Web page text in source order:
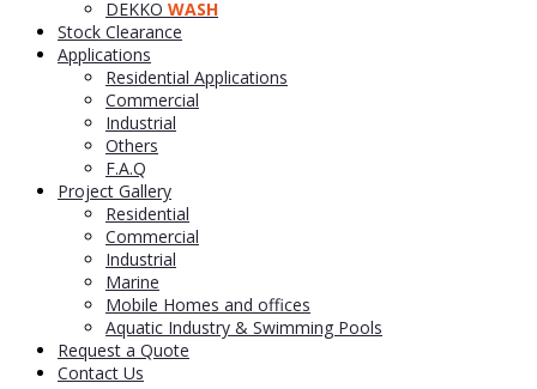
DEKKO WASH
Stock Clearance
Applications
Residential Applications
Commercial
Industrial
Others
F.A.Q
Project Gallery
Residential
Commercial
Industrial
Marine
Mobile Homes and offices
Aquatic Industry & Swimming Pools
Request a Quote
Contact Us